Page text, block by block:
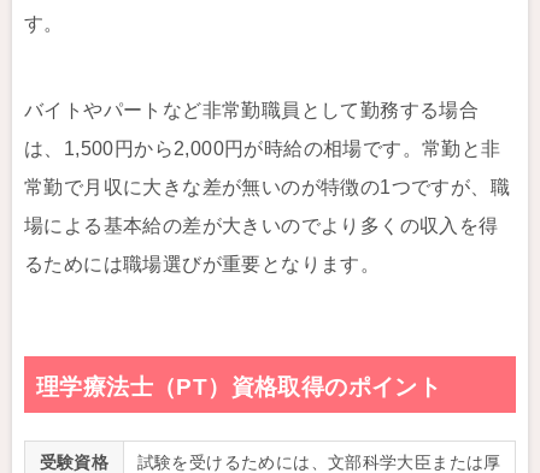
す。
バイトやパートなど非常勤職員として勤務する場合
は、1,500円から2,000円が時給の相場です。常勤と非
常勤で月収に大きな差が無いのが特徴の1つですが、職
場による基本給の差が大きいのでより多くの収入を得
るためには職場選びが重要となります。
理学療法士（PT）資格取得のポイント
受験資格
試験を受けるためには、文部科学大臣または厚